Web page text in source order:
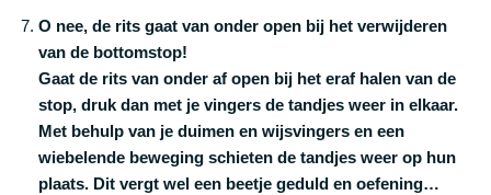
O nee, de rits gaat van onder open bij het verwijderen
van de bottomstop!
Gaat de rits van onder af open bij het eraf halen van de
stop, druk dan met je vingers de tandjes weer in elkaar.
Met behulp van je duimen en wijsvingers en een
wiebelende beweging schieten de tandjes weer op hun
plaats. Dit vergt wel een beetje geduld en oefening…